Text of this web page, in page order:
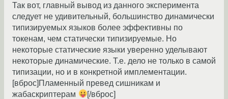
Так вот, главный вывод из данного эксперимента
следует не удивительный, большинство динамически
типизируемых языков более эффективны по
токенам, чем статически типизируемые. Но
некоторые статические языки уверенно уделывают
некоторые динамические. Т.е. дело не только в самой
типизации, но и в конкретной имплементации.
[вброс]Пламенный превед сишникам и
жабаскриптерам
[/вброс]